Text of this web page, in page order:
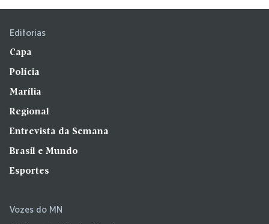
Editorias
Capa
Polícia
Marília
Regional
Entrevista da Semana
Brasil e Mundo
Esportes
Vozes do MN